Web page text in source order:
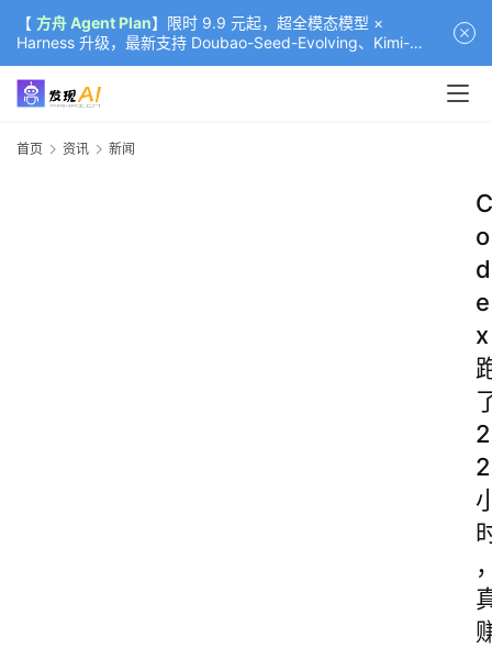
【 方舟 Agent Plan】限时 9.9 元起，超全模态模型 ×
Harness 升级，最新支持 Doubao-Seed-Evolving、Kimi-
K3（部分）、GLM-5.2
首页 资讯 新闻
C
o
d
e
x
2
2